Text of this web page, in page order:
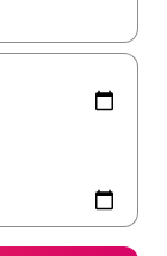
วจผลการค้นหา